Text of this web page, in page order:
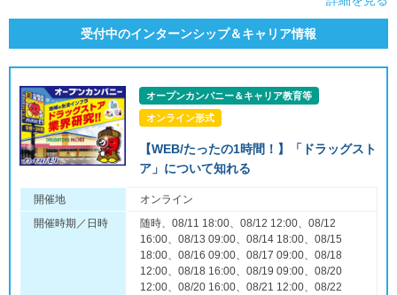
受付中のインターンシップ＆キャリア情報
オープンカンパニー＆キャリア教育等
オンライン形式
【WEB/たったの1時間！】「ドラッグスト
ア」について知れる
開催地
オンライン
開催時期／日時
随時、08/11 18:00、08/12 12:00、08/12
16:00、08/13 09:00、08/14 18:00、08/15
18:00、08/16 09:00、08/17 09:00、08/18
12:00、08/18 16:00、08/19 09:00、08/20
12:00、08/20 16:00、08/21 12:00、08/22